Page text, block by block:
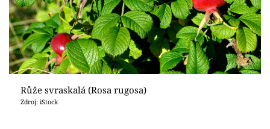
Růže svraskalá (Rosa rugosa)
Zdroj: iStock